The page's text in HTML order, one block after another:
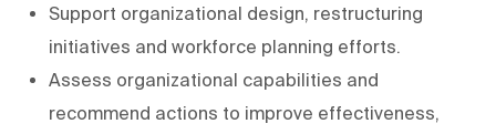
Support organizational design, restructuring
initiatives and workforce planning efforts.
Assess organizational capabilities and
recommend actions to improve effectiveness,